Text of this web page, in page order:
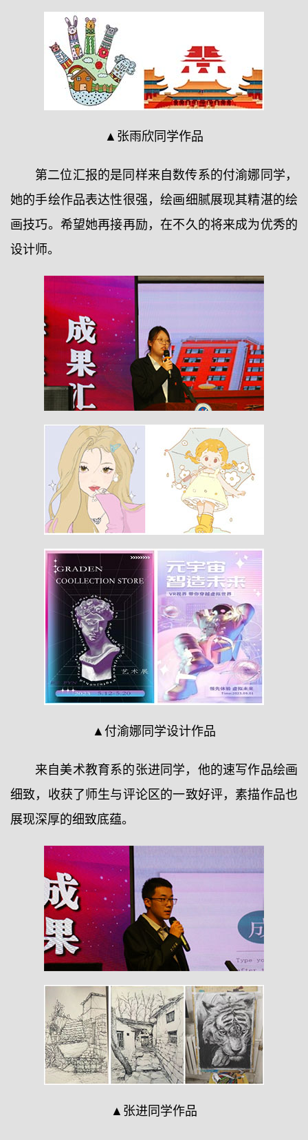
▲张雨欣同学作品
第二位汇报的是同样来自数传系的付渝娜同学，
她的手绘作品表达性很强，绘画细腻展现其精湛的绘
画技巧。希望她再接再励，在不久的将来成为优秀的
设计师。
▲付渝娜同学设计作品
来自美术教育系的张进同学，他的速写作品绘画
细致，收获了师生与评论区的一致好评，素描作品也
展现深厚的细致底蕴。
▲张进同学作品